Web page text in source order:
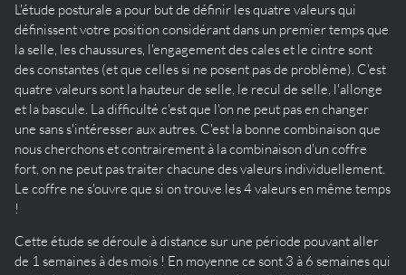
L'étude posturale a pour but de définir les quatre valeurs qui
définissent votre position considérant dans un premier temps que
la selle, les chaussures, l'engagement des cales et le cintre sont
des constantes (et que celles si ne posent pas de problème). C'est
quatre valeurs sont la hauteur de selle, le recul de selle, l'allonge
et la bascule. La difficulté c'est que l'on ne peut pas en changer
une sans s'intéresser aux autres. C'est la bonne combinaison que
nous cherchons et contrairement à la combinaison d'un coffre
fort, on ne peut pas traiter chacune des valeurs individuellement.
Le coffre ne s'ouvre que si on trouve les 4 valeurs en même temps
!
Cette étude se déroule à distance sur une période pouvant aller
de 1 semaines à des mois ! En moyenne ce sont 3 à 6 semaines qui